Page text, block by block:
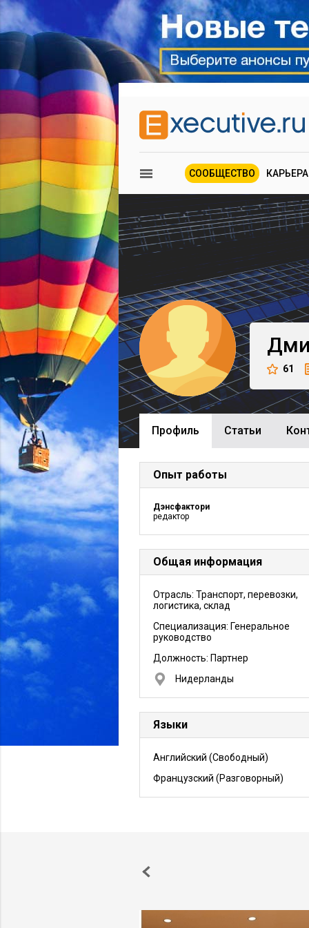
СООБЩЕСТВО КАРЬЕРА
61
Профиль Cтатьи
Опыт работы
Дэнсфактори
редактор
Общая информация
Отрасль: Транспорт, перевозки,
логистика, склад
Специализация: Генеральное
руководство
Должность: Партнер
Нидерланды
Языки
Английский (Свободный)
Французский (Разговорный)